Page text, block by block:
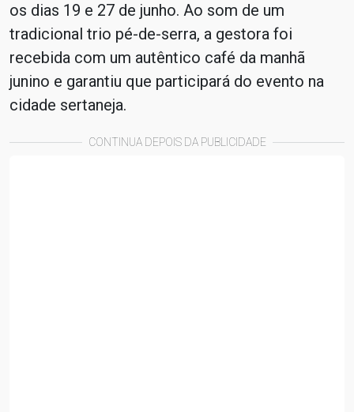
os dias 19 e 27 de junho. Ao som de um
tradicional trio pé-de-serra, a gestora foi
recebida com um autêntico café da manhã
junino e garantiu que participará do evento na
cidade sertaneja.
CONTINUA DEPOIS DA PUBLICIDADE